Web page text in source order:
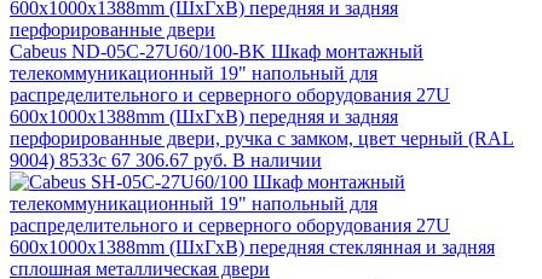
Cabeus ND-05C-27U60/100-BK Шкаф монтажный
телекоммуникационный 19" напольный для
распределительного и серверного оборудования 27U
600x1000x1388mm (ШхГхВ) передняя и задняя
перфорированные двери, ручка с замком, цвет черный (RAL
9004) 8533c 67 306.67 руб. В наличии